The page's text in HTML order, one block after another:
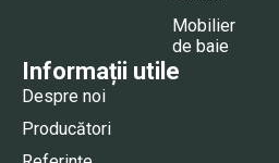
Mobilier
de baie
Informații utile
Despre noi
Producători